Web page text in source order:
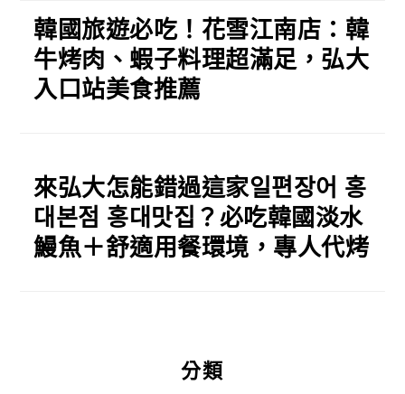
韓國旅遊必吃！花雪江南店：韓
牛烤肉、蝦子料理超滿足，弘大
入口站美食推薦
來弘大怎能錯過這家일편장어 홍
대본점 홍대맛집？必吃韓國淡水
鰻魚＋舒適用餐環境，專人代烤
分類